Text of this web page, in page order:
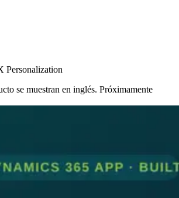
Personalization
se muestran en inglés. Próximamente